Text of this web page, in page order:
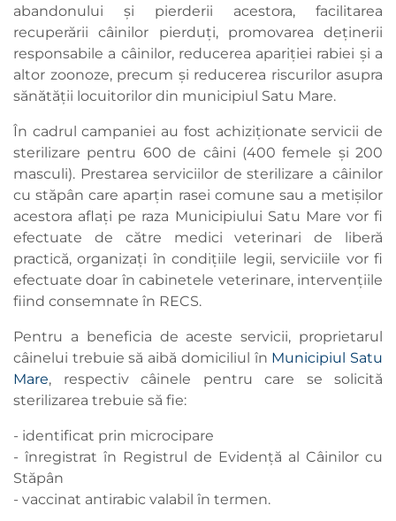
abandonului și pierderii acestora, facilitarea
recuperării câinilor pierduți, promovarea deținerii
responsabile a câinilor, reducerea apariției rabiei și a
altor zoonoze, precum și reducerea riscurilor asupra
sănătății locuitorilor din municipiul Satu Mare.
În cadrul campaniei au fost achiziționate servicii de
sterilizare pentru 600 de câini (400 femele și 200
masculi). Prestarea serviciilor de sterilizare a câinilor
cu stăpân care aparțin rasei comune sau a metișilor
acestora aflați pe raza Municipiului Satu Mare vor fi
efectuate de către medici veterinari de liberă
practică, organizați în condițiile legii, serviciile vor fi
efectuate doar în cabinetele veterinare, intervențiile
fiind consemnate în RECS.
Pentru a beneficia de aceste servicii, proprietarul
câinelui trebuie să aibă domiciliul în Municipiul Satu
Mare, respectiv câinele pentru care se solicită
sterilizarea trebuie să fie:
- identificat prin microcipare
- înregistrat în Registrul de Evidență al Câinilor cu
Stăpân
- vaccinat antirabic valabil în termen.